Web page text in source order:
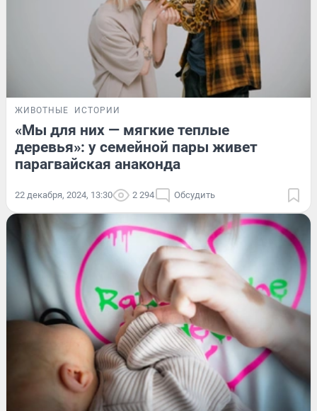
ЖИВОТНЫЕ ИСТОРИИ
«Мы для них — мягкие теплые
деревья»: у семейной пары живет
парагвайская анаконда
22 декабря, 2024, 13:30 2 294 Обсудить